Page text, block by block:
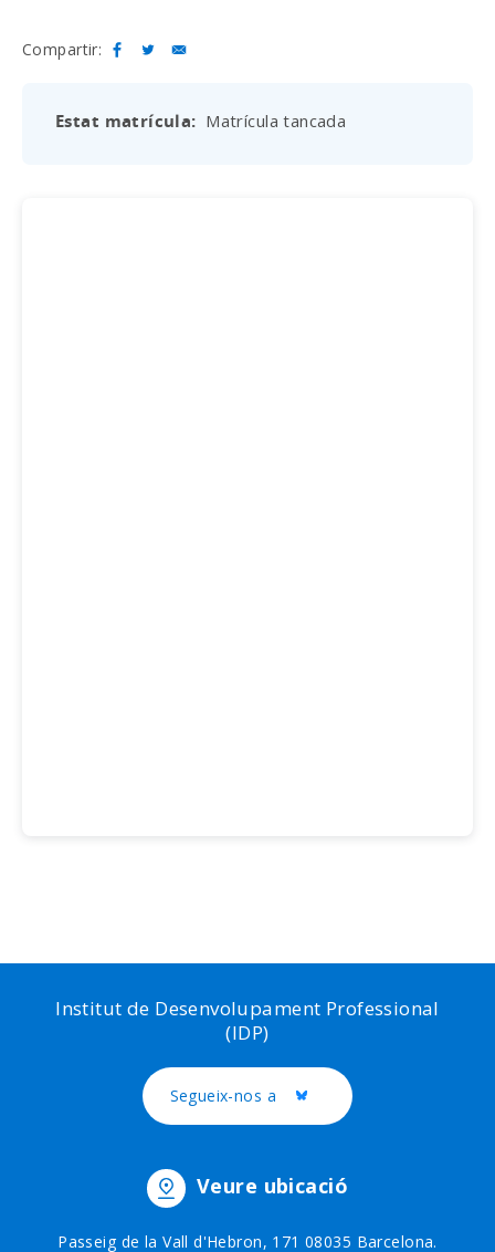
Compartir:
Estat matrícula Matrícula tancada
Institut de Desenvolupament Professional
(IDP)
Segueix-nos a Twitter
Veure ubicació
Passeig de la Vall d'Hebron, 171 08035 Barcelona.